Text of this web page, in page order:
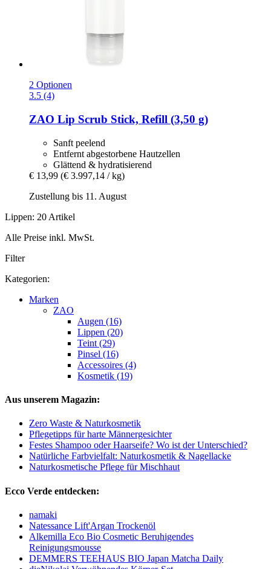
2 Optionen
3.5 (4)
ZAO Lip Scrub Stick, Refill (3,50 g)
Sanft peelend
Entfernt abgestorbene Hautzellen
Glättend & hydratisierend
€ 13,99 (€ 3.997,14 / kg)
Zustellung bis 11. August
Lippen: 20 Artikel
Alle Preise inkl. MwSt.
Filter
Kategorien:
Marken
ZAO
Augen (16)
Lippen (20)
Teint (29)
Pinsel (16)
Accessoires (4)
Kosmetik (19)
Aus unserem Magazin:
Zero Waste & Naturkosmetik
Pflegetipps für harte Männergesichter
Festes Shampoo oder Haarseife? Wo ist der Unterschied?
Natürliche Farbvielfalt: Naturkosmetik & Nagellacke
Naturkosmetische Pflege für Mischhaut
Ecco Verde entdecken:
namaki
Natessance Lift'Argan Trockenöl
Alkemilla Eco Bio Cosmetic Beruhigendes
Reinigungsmousse
DEMMERS TEEHAUS BIO Japan Matcha Daily